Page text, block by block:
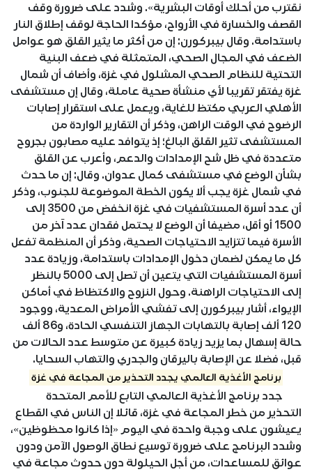
نقترب من أحلك أوقات البشرية». وشدد على ضرورة وقف
القصف والخسارة في الأرواح، مؤكدا الحاجة لوقف إطلاق النار
باستدامة. وقال بيبركورن: إن من أكثر ما يثير القلق هو عوامل
الضعف في المجال الصحي، المتمثلة في ضعف البنية
التحتية للنظام الصحي المشلول في غزة، وأضاف أن شمال
غزة يفتقر تقريبا لأي منشأة صحية عاملة، وقال إن مستشفى
الأهلي العربي مكتظ للغاية، ويعمل على استقرار إصابات
الرضوح في الوقت الراهن، وذكر أن التقارير الواردة من
المستشفى تثير القلق البالغ؛ إذ يتوافد عليه مصابون بجروح
متعددة في ظل شح الإمدادات والدعم، وأعرب عن القلق
بشأن الوضع في مستشفى كمال عدوان. وقال: إن ما حدث
في شمال غزة يجب ألا يكون الخطة الموضوعة للجنوب، وذكر
أن عدد أسرة المستشفيات في غزة انخفض من 3500 إلى
1500 أو أقل، مضيفا أن الوضع لا يحتمل فقدان عدد آخر من
الأسرة فيما تتزايد الاحتياجات الصحية، وذكر أن المنظمة تفعل
كل ما يمكن لضمان دخول الإمدادات باستدامة، وزيادة عدد
أسرة المستشفيات التي يتعين أن تصل إلى 5000 بالنظر
إلى الاحتياجات الراهنة. وحول النزوح والاكتظاظ في أماكن
الإيواء، أشار بيبركورن إلى تفشي الأمراض المعدية، ووجود
120 ألف إصابة بالتهابات الجهاز التنفسي الحادة، و86 ألف
حالة إسهال بما يزيد زيادة كبيرة عن متوسط عدد الحالات من
قبل، فضلا عن الإصابة باليرقان والجدري والتهاب السحايا.
برنامج الأغذية العالمي يجدد التحذير من المجاعة في غزة
جدد برنامج الأغذية العالمي التابع للأمم المتحدة
التحذير من خطر المجاعة في غزة، قائلا إن الناس في القطاع
يعيشون على وجبة واحدة في اليوم «إذا كانوا محظوظين»،
وشدد البرنامج على ضرورة توسيع نطاق الوصول الآمن ودون
عوائق للمساعدات، من أجل الحيلولة دون حدوث مجاعة في